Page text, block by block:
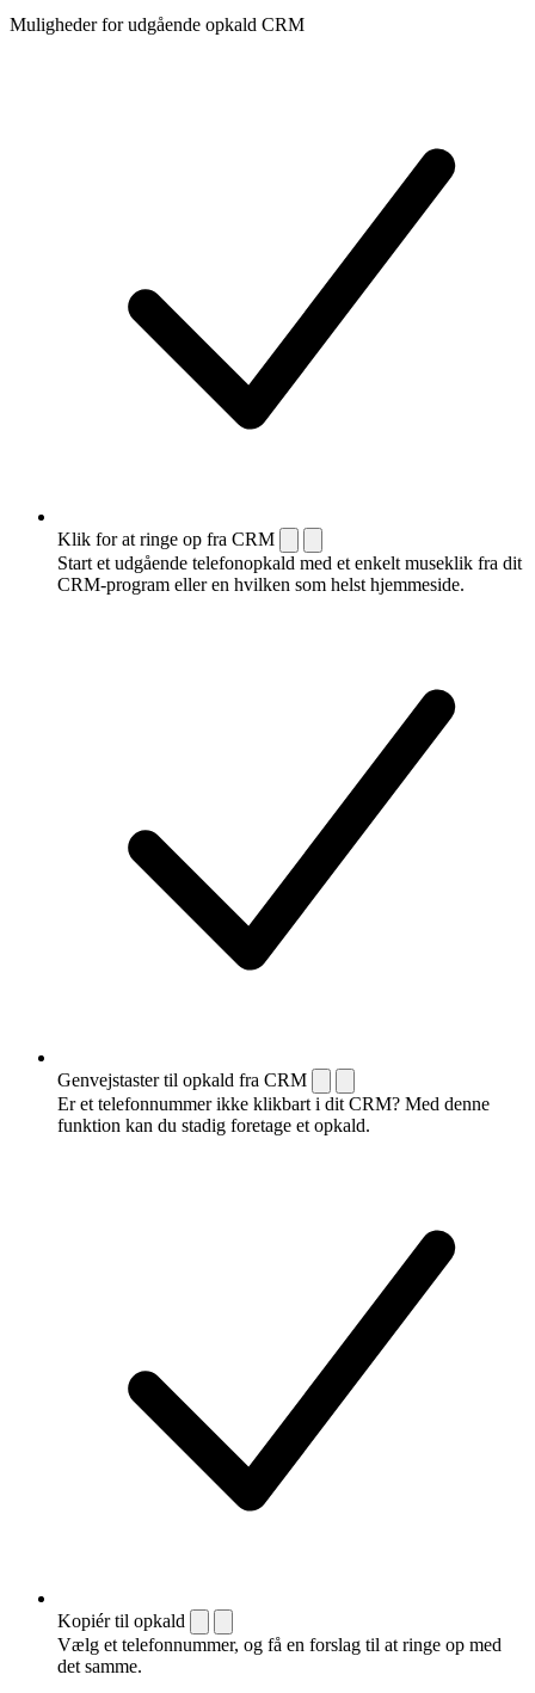
Muligheder for udgående opkald CRM
Klik for at ringe op fra CRM
Start et udgående telefonopkald med et enkelt museklik fra dit
CRM-program eller en hvilken som helst hjemmeside.
Genvejstaster til opkald fra CRM
Er et telefonnummer ikke klikbart i dit CRM? Med denne
funktion kan du stadig foretage et opkald.
Kopiér til opkald
Vælg et telefonnummer, og få en forslag til at ringe op med
det samme.